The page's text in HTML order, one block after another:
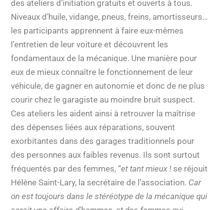
des ateliers d’initiation gratuits et ouverts à tous.
Niveaux d’huile, vidange, pneus, freins, amortisseurs…
les participants apprennent à faire eux-mêmes
l’entretien de leur voiture et découvrent les
fondamentaux de la mécanique. Une manière pour
eux de mieux connaître le fonctionnement de leur
véhicule, de gagner en autonomie et donc de ne plus
courir chez le garagiste au moindre bruit suspect.
Ces ateliers les aident ainsi à retrouver la maîtrise
des dépenses liées aux réparations, souvent
exorbitantes dans des garages traditionnels pour
des personnes aux faibles revenus. Ils sont surtout
fréquentés par des femmes, “et tant mieux ! se réjouit
Hélène Saint-Lary, la secrétaire de l’association. Car
on est toujours dans le stéréotype de la mécanique qui